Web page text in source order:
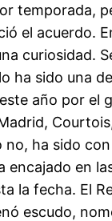
temporada,
el acuerdo.
curiosidad.
ha sido una
año por el
ha sido con
encajado en
la fecha. El
escudo,